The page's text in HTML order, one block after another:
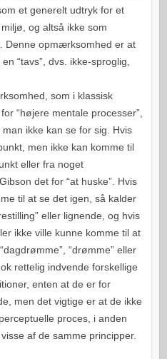
et generelt udtryk for et
og altså ikke som
Denne opmærksomhed er at
“tavs”, dvs. ikke-sproglig,
som i klassisk
“højere mentale processer”,
ikke kan se for sig. Hvis
men ikke kan komme til
eller fra noget
det for “at huske”. Hvis
til at se det igen, så kalder
eller lignende, og hvis
ikke ville kunne komme til at
“drømme” eller
rettelig indvende forskellige
enten at de er for
men det vigtige er at de ikke
proces, i anden
af de samme principper.